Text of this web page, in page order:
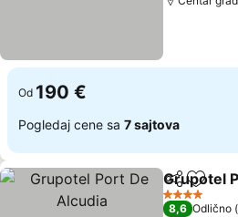
Od 190 €
Pogledaj cene sa 7 sajtova
Deli
Grupotel
4 Zvezdice
8,6 Odlično